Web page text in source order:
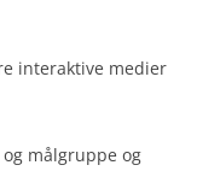
interaktive medier
målgruppe og